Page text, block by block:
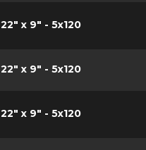
22" x 9" - 5x120
22" x 9" - 5x120
22" x 9" - 5x120